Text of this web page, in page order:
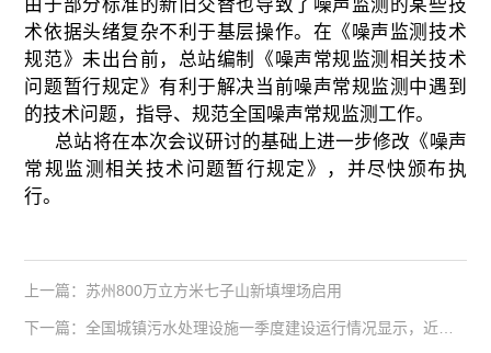
由于部分标准的新旧交替也导致了噪声监测的某些技
术依据头绪复杂不利于基层操作。在《噪声监测技术
规范》未出台前，总站编制《噪声常规监测相关技术
问题暂行规定》有利于解决当前噪声常规监测中遇到
的技术问题，指导、规范全国噪声常规监测工作。
总站将在本次会议研讨的基础上进一步修改《噪声
常规监测相关技术问题暂行规定》，并尽快颁布执
行。
上一篇：苏州800万立方米七子山新填埋场启用